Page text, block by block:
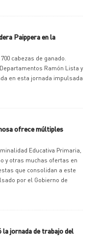
Paippera en la
cabezas de ganado.
Ramón Lista y
en esta jornada impulsada
ofrece múltiples
Educativa Primaria,
y otras muchas ofertas en
que consolidan a este
por el Gobierno de
jornada de trabajo del